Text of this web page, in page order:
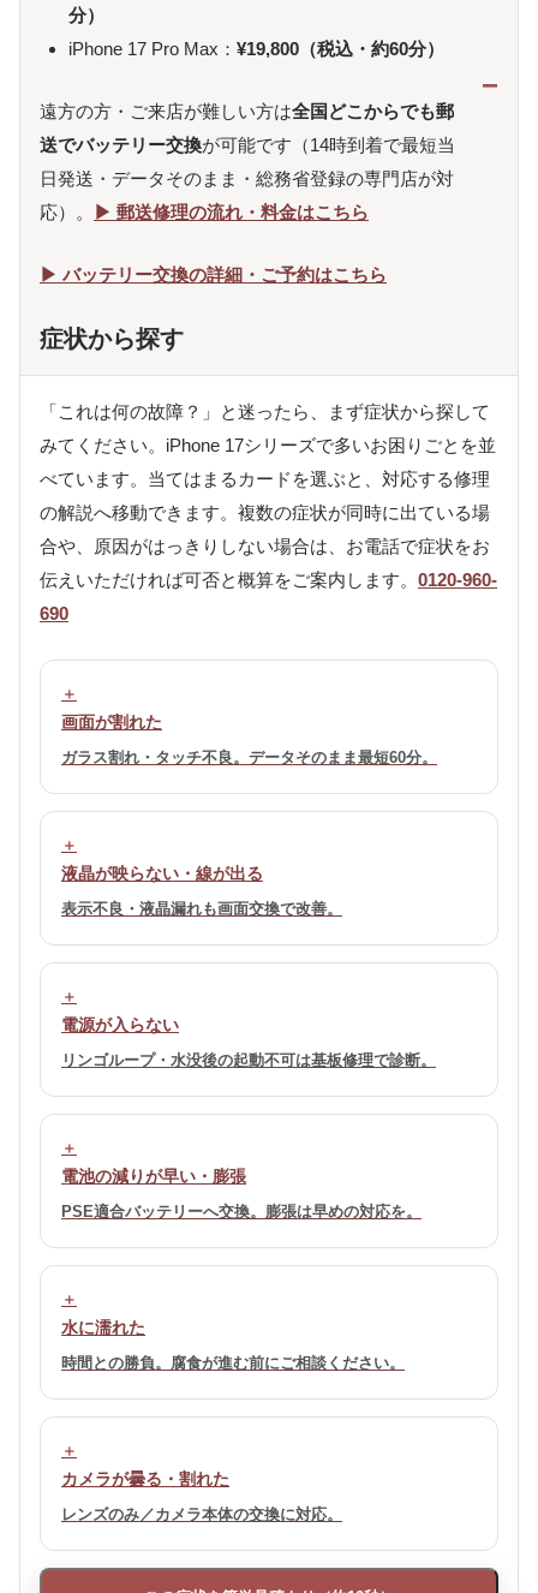
分）
iPhone 17 Pro Max： ¥19,800（税込・約60分）
遠方の方・ご来店が難しい方は全国どこからでも郵
送でバッテリー交換が可能です（14時到着で最短当
日発送・データそのまま・総務省登録の専門店が対
応）。
▶ 郵送修理の流れ・料金はこちら
▶ バッテリー交換の詳細・ご予約はこちら
症状から探す
「これは何の故障？」と迷ったら、まず症状から探して
みてください。iPhone 17シリーズで多いお困りごとを並
べています。当てはまるカードを選ぶと、対応する修理
の解説へ移動できます。複数の症状が同時に出ている場
合や、原因がはっきりしない場合は、お電話で症状をお
伝えいただければ可否と概算をご案内します。 0120-960-
690
画面が割れた
ガラス割れ・タッチ不良。データそのまま最短60分。
液晶が映らない・線が出る
表示不良・液晶漏れも画面交換で改善。
電源が入らない
リンゴループ・水没後の起動不可は基板修理で診断。
電池の減りが早い・膨張
PSE適合バッテリーへ交換。膨張は早めの対応を。
水に濡れた
時間との勝負。腐食が進む前にご相談ください。
カメラが曇る・割れた
レンズのみ／カメラ本体の交換に対応。